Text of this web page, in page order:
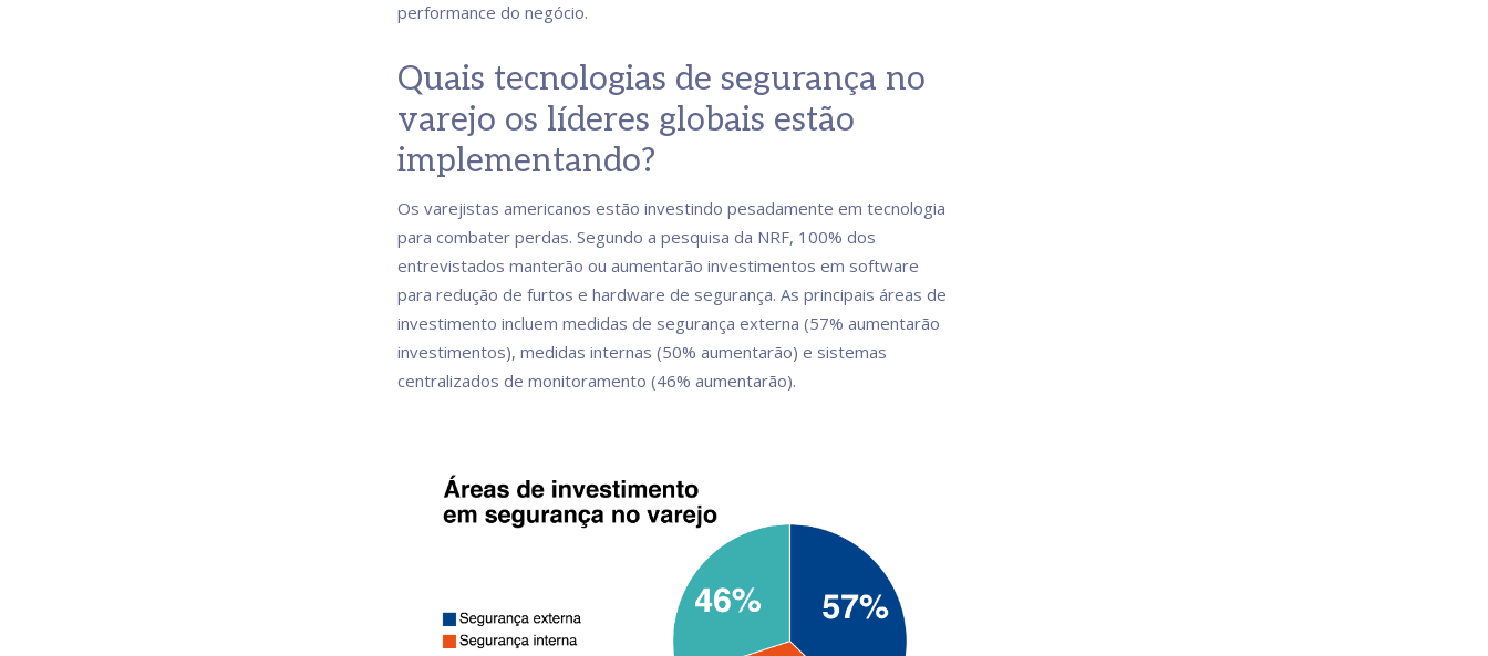
performance do negócio.
Quais tecnologias de segurança no
varejo os líderes globais estão
implementando?
Os varejistas americanos estão investindo pesadamente em tecnologia
para combater perdas. Segundo a pesquisa da NRF, 100% dos
entrevistados manterão ou aumentarão investimentos em software
para redução de furtos e hardware de segurança. As principais áreas de
investimento incluem medidas de segurança externa (57% aumentarão
investimentos), medidas internas (50% aumentarão) e sistemas
centralizados de monitoramento (46% aumentarão).